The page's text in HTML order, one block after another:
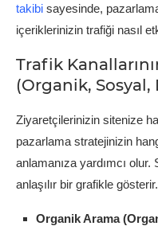
takibi sayesinde,
içeriklerinizin trafiği nasıl
Trafik
(Organik, Sosyal,
Ziyaretçilerinizin sitenize
pazarlama stratejinizin
anlamanıza yardımcı
anlaşılır bir grafikle
Organik Arama